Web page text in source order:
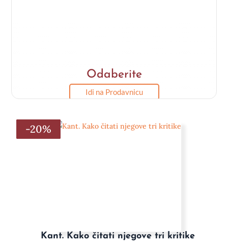
Odaberite
Idi na Prodavnicu
-20%
Kant. Kako čitati njegove tri kritike
-20%
-20%
-20%
-20%
-20%